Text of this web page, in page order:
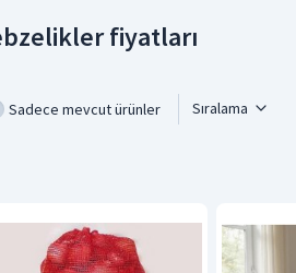
fiyatları
Sadece mevcut ürünler Sıralama